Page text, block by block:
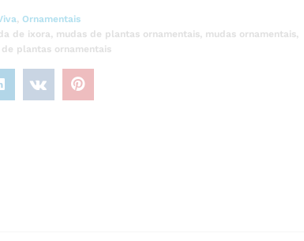
, Ornamentais
de ixora, mudas de plantas ornamentais, mudas ornamentais,
plantas ornamentais